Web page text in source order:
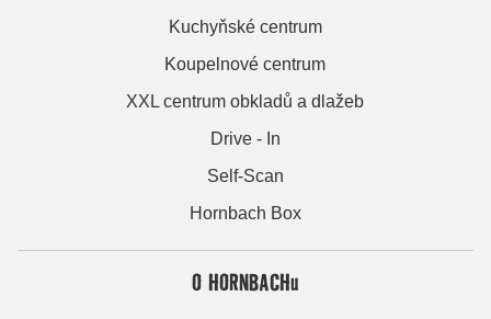
Kuchyňské centrum
Koupelnové centrum
XXL centrum obkladů a dlažeb
Drive - In
Self-Scan
Hornbach Box
O HORNBACHu